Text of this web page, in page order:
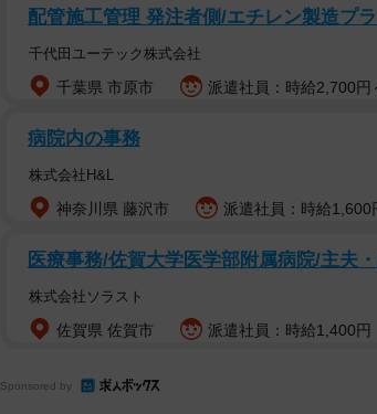
ママの実家に帰省したとき、パパは
て、「自ら手伝う」「お願いされたら手伝う
配管施工管理 発注者側/エチレン製造プ
千代田ユーテック株式会社
千葉県 市原市 派遣社員：時給2,700円
病院内の事務
株式会社H&L
神奈川県 藤沢市 派遣社員：時給1,600
医療事務/佐賀大学医学部附属病院/主夫
株式会社ソラスト
佐賀県 佐賀市 派遣社員：時給1,400円
Sponsored by